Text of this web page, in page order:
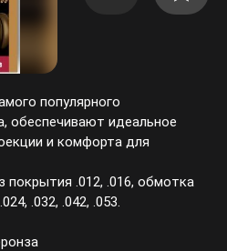
популярного
обеспечивают идеальное
и комфорта для
покрытия .012, .016, обмотка
.032, .042, .053.